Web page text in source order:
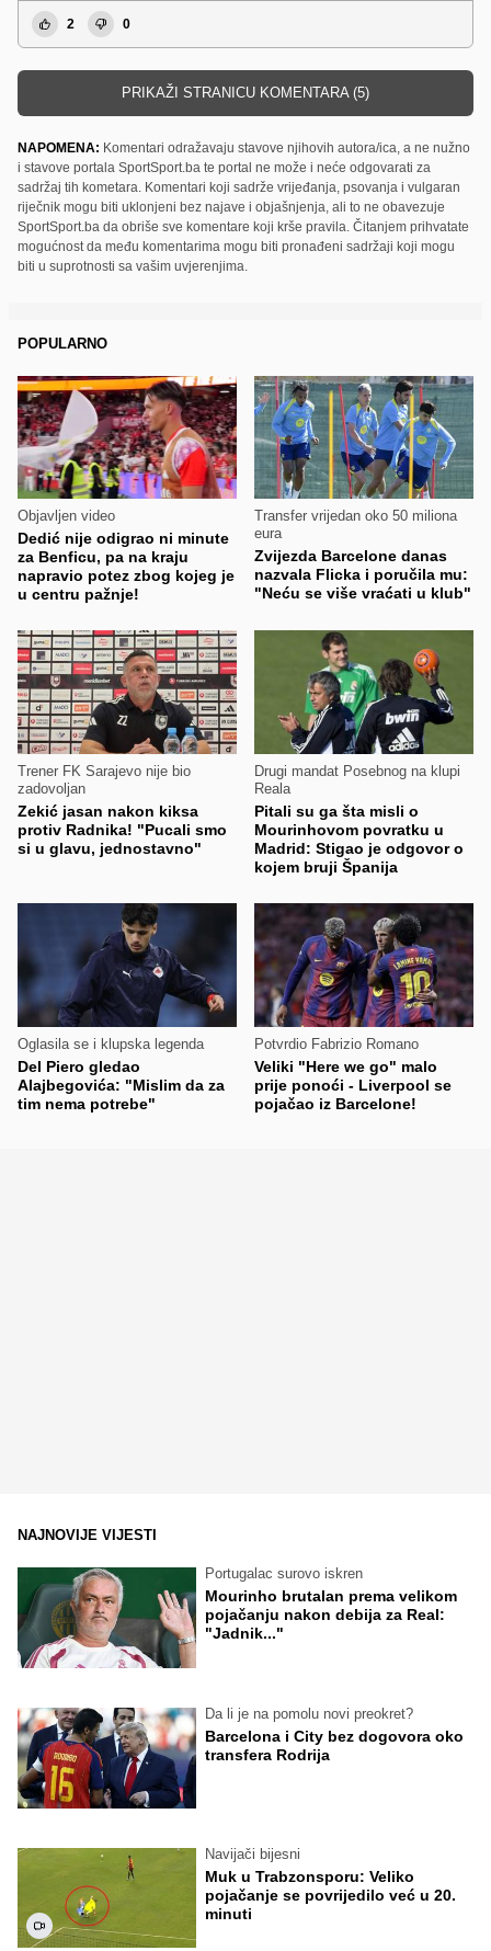
2 0
PRIKAŽI STRANICU KOMENTARA (5)
NAPOMENA: Komentari odražavaju stavove njihovih autora/ica, a ne nužno
i stavove portala SportSport.ba te portal ne može i neće odgovarati za
sadržaj tih kometara. Komentari koji sadrže vrijeđanja, psovanja i vulgaran
riječnik mogu biti uklonjeni bez najave i objašnjenja, ali to ne obavezuje
SportSport.ba da obriše sve komentare koji krše pravila. Čitanjem prihvatate
mogućnost da među komentarima mogu biti pronađeni sadržaji koji mogu
biti u suprotnosti sa vašim uvjerenjima.
POPULARNO
Objavljen video
Dedić nije odigrao ni minute
za Benficu, pa na kraju
napravio potez zbog kojeg je
u centru pažnje!
Transfer vrijedan oko 50 miliona
eura
Zvijezda Barcelone danas
nazvala Flicka i poručila mu:
"Neću se više vraćati u klub"
Trener FK Sarajevo nije bio
zadovoljan
Zekić jasan nakon kiksa
protiv Radnika! "Pucali smo
si u glavu, jednostavno"
Drugi mandat Posebnog na klupi
Reala
Pitali su ga šta misli o
Mourinhovom povratku u
Madrid: Stigao je odgovor o
kojem bruji Španija
Oglasila se i klupska legenda
Del Piero gledao
Alajbegovića: "Mislim da za
tim nema potrebe"
Potvrdio Fabrizio Romano
Veliki "Here we go" malo
prije ponoći - Liverpool se
pojačao iz Barcelone!
NAJNOVIJE VIJESTI
Portugalac surovo iskren
Mourinho brutalan prema velikom
pojačanju nakon debija za Real:
"Jadnik..."
Da li je na pomolu novi preokret?
Barcelona i City bez dogovora oko
transfera Rodrija
Navijači bijesni
Muk u Trabzonsporu: Veliko
pojačanje se povrijedilo već u 20.
minuti